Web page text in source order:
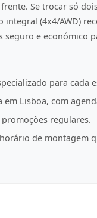
Se trocar só
(4x4/AWD)
e económico
para cada
em Lisboa, com
regulares.
de montagem